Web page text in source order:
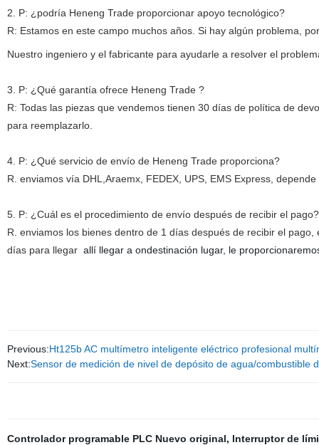
2. P: ¿podría Heneng Trade proporcionar apoyo tecnológico?
R: Estamos en este campo muchos años. Si hay algún problema,
Nuestro ingeniero y el fabricante para ayudarle a resolver el
3. P: ¿Qué garantía ofrece Heneng Trade ?
R: Todas las piezas que vendemos tienen 30 días de política de
para reemplazarlo.
4. P: ¿Qué servicio de envío de Heneng Trade proporciona?
R. enviamos vía DHL,Araemx, FEDEX, UPS, EMS Express,
5. P: ¿Cuál es el procedimiento de envío después de recibir el pago?
R. enviamos los bienes dentro de 1 días después de recibir el
días para llegar allí llegar a ondestinación lugar, le
Previous:Ht125b AC multímetro inteligente eléctrico profesional
Next:Sensor de medición de nivel de depósito de agua/combustible
Controlador programable PLC Nuevo original, Interruptor de